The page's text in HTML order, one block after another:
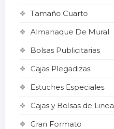
Tamaño Cuarto
Almanaque De Mural
Bolsas Publicitarias
Cajas Plegadizas
Estuches Especiales
Cajas y Bolsas de Linea
Gran Formato